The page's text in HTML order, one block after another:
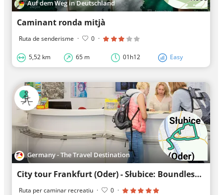
Auf dem Weg in Deutschland
Caminant ronda mitjà
Ruta de senderisme · 0 ·
5,52 km 65 m 01h12 Easy
Germany - The Travel Destination
City tour Frankfurt (Oder) - Słubice: Boundlessly beautiful
Ruta per caminar recreatiu · 0 ·